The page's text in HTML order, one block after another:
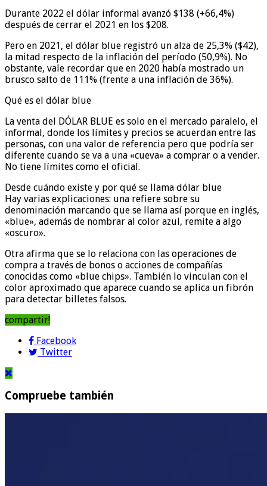
Durante 2022 el dólar informal avanzó $138 (+66,4%)
después de cerrar el 2021 en los $208.
Pero en 2021, el dólar blue registró un alza de 25,3% ($42),
la mitad respecto de la inflación del período (50,9%). No
obstante, vale recordar que en 2020 había mostrado un
brusco salto de 111% (frente a una inflación de 36%).
Qué es el dólar blue
La venta del DÓLAR BLUE es solo en el mercado paralelo, el
informal, donde los límites y precios se acuerdan entre las
personas, con una valor de referencia pero que podría ser
diferente cuando se va a una «cueva» a comprar o a vender.
No tiene límites como el oficial.
Desde cuándo existe y por qué se llama dólar blue
Hay varias explicaciones: una refiere sobre su
denominación marcando que se llama así porque en inglés,
«blue», además de nombrar al color azul, remite a algo
«oscuro».
Otra afirma que se lo relaciona con las operaciones de
compra a través de bonos o acciones de compañías
conocidas como «blue chips». También lo vinculan con el
color aproximado que aparece cuando se aplica un fibrón
para detectar billetes falsos.
compartir!
Facebook
Twitter
Compruebe también